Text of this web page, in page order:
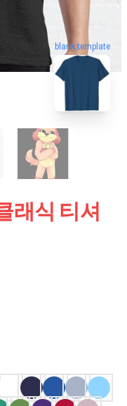
blank template
래식 티셔